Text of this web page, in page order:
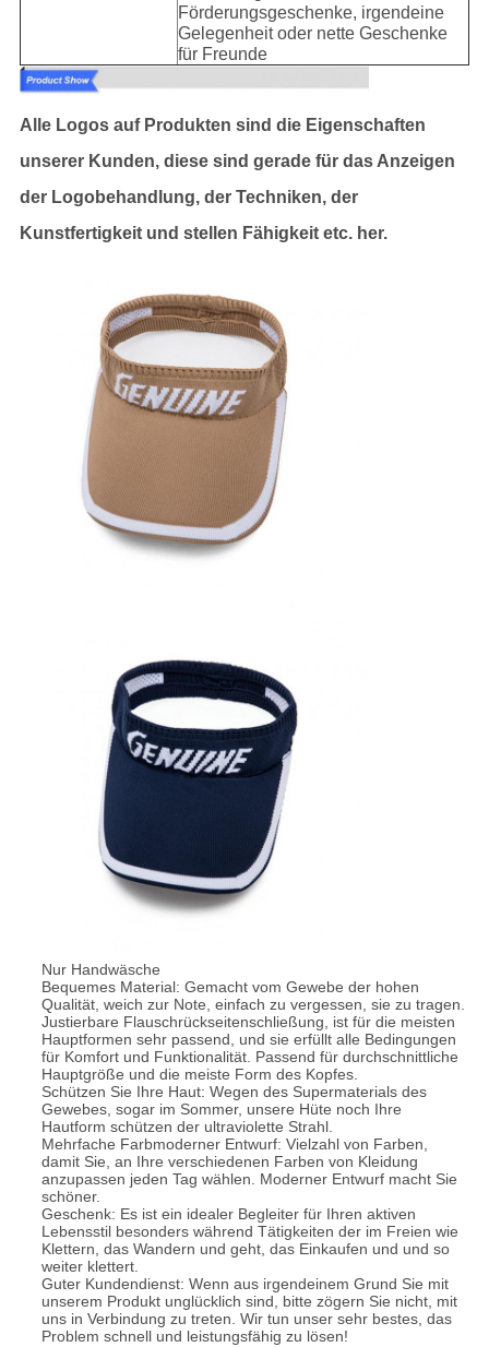
Förderungsgeschenke, irgendeine
Gelegenheit oder nette Geschenke
für Freunde
Alle Logos auf Produkten sind die Eigenschaften
unserer Kunden, diese sind gerade für das Anzeigen
der Logobehandlung, der Techniken, der
Kunstfertigkeit und stellen Fähigkeit etc. her.
Nur Handwäsche
Bequemes Material: Gemacht vom Gewebe der hohen
Qualität, weich zur Note, einfach zu vergessen, sie zu tragen.
Justierbare Flauschrückseitenschließung, ist für die meisten
Hauptformen sehr passend, und sie erfüllt alle Bedingungen
für Komfort und Funktionalität. Passend für durchschnittliche
Hauptgröße und die meiste Form des Kopfes.
Schützen Sie Ihre Haut: Wegen des Supermaterials des
Gewebes, sogar im Sommer, unsere Hüte noch Ihre
Hautform schützen der ultraviolette Strahl.
Mehrfache Farbmoderner Entwurf: Vielzahl von Farben,
damit Sie, an Ihre verschiedenen Farben von Kleidung
anzupassen jeden Tag wählen. Moderner Entwurf macht Sie
schöner.
Geschenk: Es ist ein idealer Begleiter für Ihren aktiven
Lebensstil besonders während Tätigkeiten der im Freien wie
Klettern, das Wandern und geht, das Einkaufen und und so
weiter klettert.
Guter Kundendienst: Wenn aus irgendeinem Grund Sie mit
unserem Produkt unglücklich sind, bitte zögern Sie nicht, mit
uns in Verbindung zu treten. Wir tun unser sehr bestes, das
Problem schnell und leistungsfähig zu lösen!